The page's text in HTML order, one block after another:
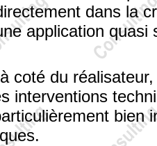
dans la
application quasi
coté du
interventions
bien